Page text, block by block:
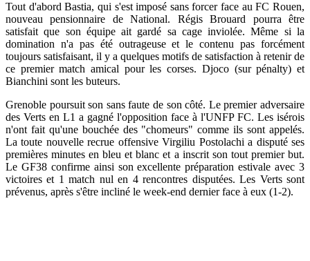
Tout d'abord Bastia, qui s'est imposé sans forcer face au FC Rouen,
nouveau pensionnaire de National. Régis Brouard pourra être
satisfait que son équipe ait gardé sa cage inviolée. Même si la
domination n'a pas été outrageuse et le contenu pas forcément
toujours satisfaisant, il y a quelques motifs de satisfaction à retenir de
ce premier match amical pour les corses. Djoco (sur pénalty) et
Bianchini sont les buteurs.
Grenoble poursuit son sans faute de son côté. Le premier adversaire
des Verts en L1 a gagné l'opposition face à l'UNFP FC. Les isérois
n'ont fait qu'une bouchée des "chomeurs" comme ils sont appelés.
La toute nouvelle recrue offensive Virgiliu Postolachi a disputé ses
premières minutes en bleu et blanc et a inscrit son tout premier but.
Le GF38 confirme ainsi son excellente préparation estivale avec 3
victoires et 1 match nul en 4 rencontres disputées. Les Verts sont
prévenus, après s'être incliné le week-end dernier face à eux (1-2).